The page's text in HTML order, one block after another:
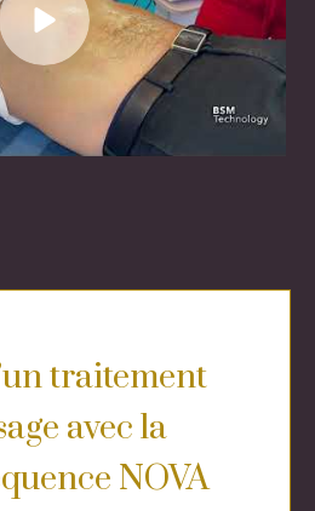
traitement
avec la
NOVA